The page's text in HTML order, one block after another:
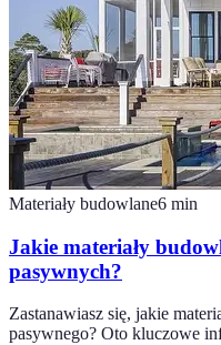
Materiały budowlane6 min
Jakie materiały
pasywnych?
Zastanawiasz się, jakie
pasywnego? Oto kluczowe